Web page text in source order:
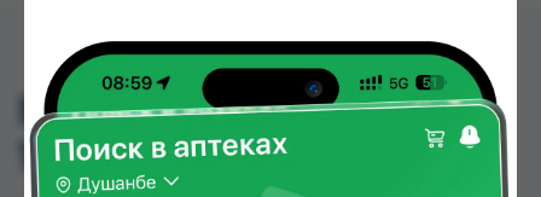
БЕЛКАРНИТИН АМП
1Г/5МЛ №5